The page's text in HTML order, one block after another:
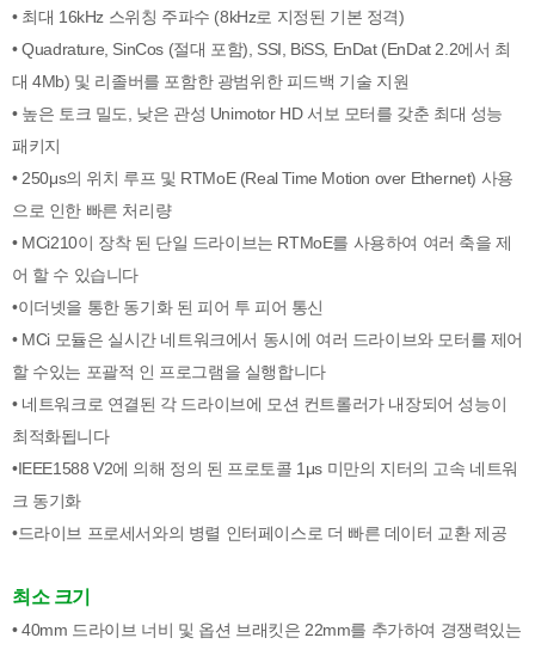
• 최대 16kHz 스위칭 주파수 (8kHz로 지정된 기본 정격)
• Quadrature, SinCos (절대 포함), SSI, BiSS, EnDat (EnDat 2.2에서 최
대 4Mb) 및 리졸버를 포함한 광범위한 피드백 기술 지원
• 높은 토크 밀도, 낮은 관성 Unimotor HD 서보 모터를 갖춘 최대 성능
패키지
• 250μs의 위치 루프 및 RTMoE (Real Time Motion over Ethernet) 사용
으로 인한 빠른 처리량
• MCi210이 장착 된 단일 드라이브는 RTMoE를 사용하여 여러 축을 제
어 할 수 있습니다
•이더넷을 통한 동기화 된 피어 투 피어 통신
• MCi 모듈은 실시간 네트워크에서 동시에 여러 드라이브와 모터를 제어
할 수있는 포괄적 인 프로그램을 실행합니다
• 네트워크로 연결된 각 드라이브에 모션 컨트롤러가 내장되어 성능이
최적화됩니다
•IEEE1588 V2에 의해 정의 된 프로토콜 1μs 미만의 지터의 고속 네트워
크 동기화
•드라이브 프로세서와의 병렬 인터페이스로 더 빠른 데이터 교환 제공
최소 크기
• 40mm 드라이브 너비 및 옵션 브래킷은 22mm를 추가하여 경쟁력있는